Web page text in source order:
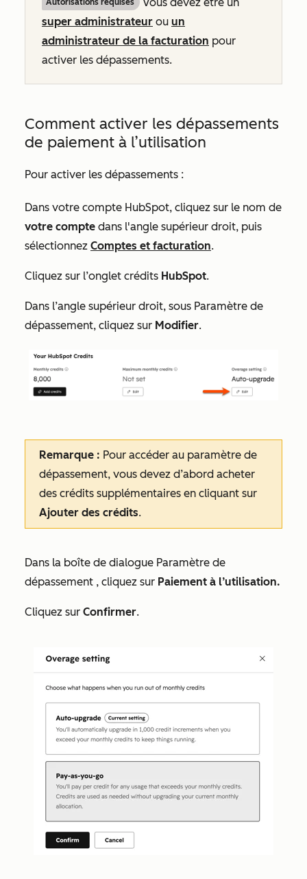
Autorisations requises
super administrateur ou un
administrateur de la facturation pour
activer les dépassements.
Comment activer les dépassements
de paiement à l’utilisation
Pour activer les dépassements :
Dans votre compte HubSpot, cliquez sur le nom de
votre compte dans l'angle supérieur droit, puis
sélectionnez Comptes et facturation.
Cliquez sur l’onglet crédits HubSpot.
Dans l’angle supérieur droit, sous Paramètre de
dépassement, cliquez sur Modifier.
Remarque : Pour accéder au paramètre de
dépassement, vous devez d’abord acheter
des crédits supplémentaires en cliquant sur
Ajouter des crédits.
Dans la boîte de dialogue Paramètre de
dépassement , cliquez sur Paiement à l’utilisation.
Cliquez sur Confirmer.